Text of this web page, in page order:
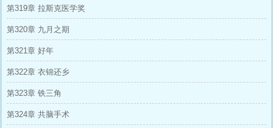
第319章 拉斯克医学奖
第320章 九月之期
第321章 好年
第322章 衣锦还乡
第323章 铁三角
第324章 共脑手术